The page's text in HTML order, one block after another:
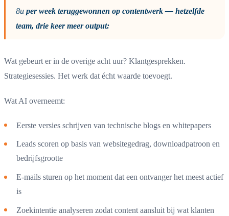
8u per week teruggewonnen op contentwerk — hetzelfde
team, drie keer meer output:
Wat gebeurt er in de overige acht uur? Klantgesprekken.
Strategiesessies. Het werk dat écht waarde toevoegt.
Wat AI overneemt:
Eerste versies schrijven van technische blogs en whitepapers
Leads scoren op basis van websitegedrag, downloadpatroon en
bedrijfsgrootte
E-mails sturen op het moment dat een ontvanger het meest actief
is
Zoekintentie analyseren zodat content aansluit bij wat klanten